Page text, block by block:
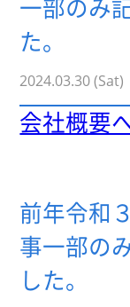
一部のみ
た。
2024.03.30 (Sat)
会社概要
前年令和
事一部の
した。